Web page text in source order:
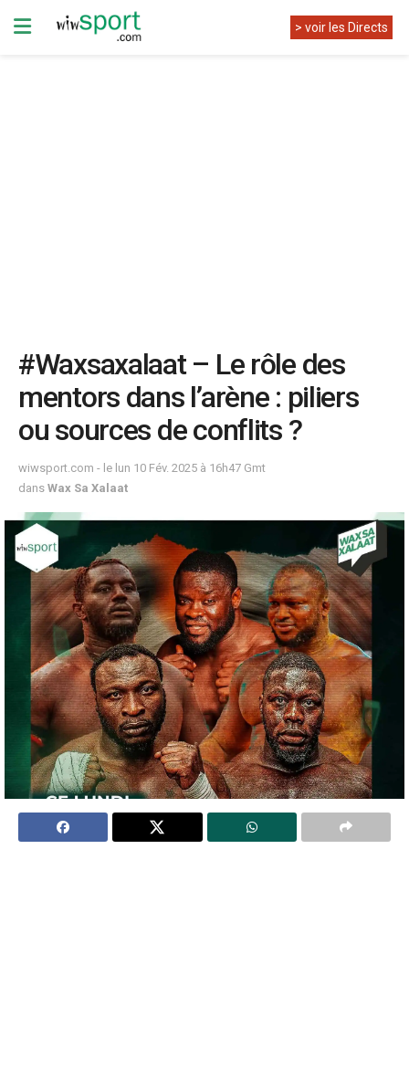
> voir les Directs
#Waxsaxalaat – Le rôle des
mentors dans l’arène : piliers
ou sources de conflits ?
wiwsport.com - le lun 10 Fév. 2025 à 16h47 Gmt
dans Wax Sa Xalaat